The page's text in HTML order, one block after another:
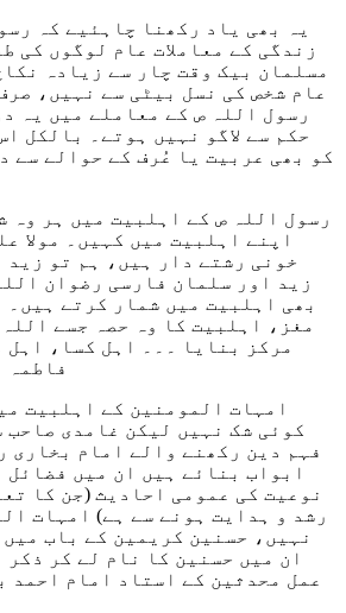
یہ بھی یاد رکھنا چاہئیے کہ
زندگی کے معاملات عام لوگوں کی
مسلمان بیک وقت چار سے زیادہ
عام شخص کی نسل بیٹی سے نہیں،
رسول اللہ ص کے معاملے میں یہ
حکم سے لاگو نہیں ہوتے۔ بالکل
کو بھی عربیت یا عُرف کے حوالے سے
رسول اللہ ص کے اہلبیت میں ہر وہ
اپنے اہلبیت میں کہیں۔ مولا
خونی رشتے دار ہیں، ہم تو زید
زید اور سلمان فارسی رضوان
بھی اہلبیت میں شمار کرتے ہیں۔
مغز، اہلبیت کا وہ حصہ جسے
مرکز بنایا ۔۔۔ اہل کسا، اہل
فاطمہ
امہات المومنین کے اہلبیت
کوئی شک نہیں لیکن غامدی صاحب
فہم دین رکھنے والے امام بخاری
ابواب بنائے ہیں ان میں
نوعیت کی عمومی احادیث (جن کا
رشد و ہدایت ہونے سے ہے) امہات
نہیں، حسنین کریمین کے باب میں
ان میں حسنین کا نام لے کر ذکر
عمل محدثین کے استاد امام احمد